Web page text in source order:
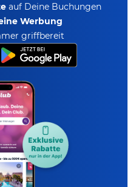
auf Deine Buchungen
Werbung
griffbereit